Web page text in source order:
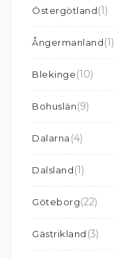
Östergötland(1)
Ångermanland(1)
Blekinge(10)
Bohuslän(9)
Dalarna (4)
Dalsland(1)
Göteborg(22)
Gästrikland (3)